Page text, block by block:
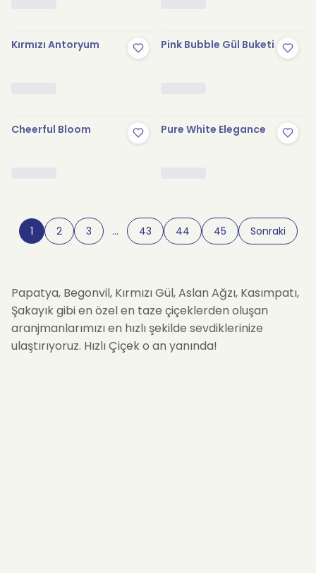
Kırmızı Antoryum Pink Bubble Gül Buketi
Cheerful Bloom Pure White Elegance
1 2 3 … 43 44 45 Sonraki
Papatya, Begonvil, Kırmızı Gül, Aslan Ağzı, Kasımpatı,
Şakayık gibi en özel en taze çiçeklerden oluşan
aranjmanlarımızı en hızlı şekilde sevdiklerinize
ulaştırıyoruz. Hızlı Çiçek o an yanında!